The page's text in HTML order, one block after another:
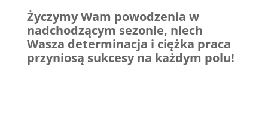
Życzymy Wam powodzenia w
nadchodzącym sezonie, niech
Wasza determinacja i ciężka praca
przyniosą sukcesy na każdym polu!